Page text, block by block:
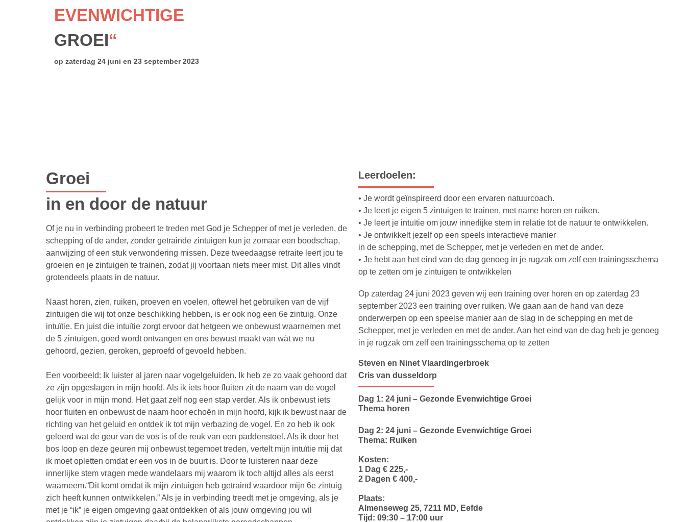
EVENWICHTIGE
GROEI“
op zaterdag 24 juni en 23 september 2023
Groei
in en door de natuur
Of je nu in verbinding probeert te treden met God je Schepper of met je verleden, de
schepping of de ander, zonder getrainde zintuigen kun je zomaar een boodschap,
aanwijzing of een stuk verwondering missen. Deze tweedaagse retraite leert jou te
groeien en je zintuigen te trainen, zodat jij voortaan niets meer mist. Dit alles vindt
grotendeels plaats in de natuur.
Naast horen, zien, ruiken, proeven en voelen, oftewel het gebruiken van de vijf
zintuigen die wij tot onze beschikking hebben, is er ook nog een 6e zintuig. Onze
intuïtie. En juist die intuïtie zorgt ervoor dat hetgeen we onbewust waarnemen met
de 5 zintuigen, goed wordt ontvangen en ons bewust maakt van wàt we nu
gehoord, gezien, geroken, geproefd of gevoeld hebben.
Een voorbeeld: Ik luister al jaren naar vogelgeluiden. Ik heb ze zo vaak gehoord dat
ze zijn opgeslagen in mijn hoofd. Als ik iets hoor fluiten zit de naam van de vogel
gelijk voor in mijn mond. Het gaat zelf nog een stap verder. Als ik onbewust iets
hoor fluiten en onbewust de naam hoor echoën in mijn hoofd, kijk ik bewust naar de
richting van het geluid en ontdek ik tot mijn verbazing de vogel. En zo heb ik ook
geleerd wat de geur van de vos is of de reuk van een paddenstoel. Als ik door het
bos loop en deze geuren mij onbewust tegemoet treden, vertelt mijn intuïtie mij dat
ik moet opletten omdat er een vos in de buurt is. Door te luisteren naar deze
innerlijke stem vragen mede wandelaars mij waarom ik toch altijd alles als eerst
waarneem.“Dit komt omdat ik mijn zintuigen heb getraind waardoor mijn 6e zintuig
zich heeft kunnen ontwikkelen.” Als je in verbinding treedt met je omgeving, als je
met je “ik” je eigen omgeving gaat ontdekken of als jouw omgeving jou wil
Leerdoelen:
• Je wordt geïnspireerd door een ervaren natuurcoach.
• Je leert je eigen 5 zintuigen te trainen, met name horen en ruiken.
• Je leert je intuïtie om jouw innerlijke stem in relatie tot de natuur te ontwikkelen.
• Je ontwikkelt jezelf op een speels interactieve manier
in de schepping, met de Schepper, met je verleden en met de ander.
• Je hebt aan het eind van de dag genoeg in je rugzak om zelf een trainingsschema
op te zetten om je zintuigen te ontwikkelen
Op zaterdag 24 juni 2023 geven wij een training over horen en op zaterdag 23
september 2023 een training over ruiken. We gaan aan de hand van deze
onderwerpen op een speelse manier aan de slag in de schepping en met de
Schepper, met je verleden en met de ander. Aan het eind van de dag heb je genoeg
in je rugzak om zelf een trainingsschema op te zetten
Steven en Ninet Vlaardingerbroek
Cris van dusseldorp
Dag 1: 24 juni – Gezonde Evenwichtige Groei
Thema horen
Dag 2: 24 juni – Gezonde Evenwichtige Groei
Thema: Ruiken
Kosten:
1 Dag € 225,-
2 Dagen € 400,-
Plaats:
Almenseweg 25, 7211 MD, Eefde
Tijd: 09:30 – 17:00 uur